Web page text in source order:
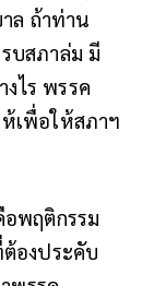
ล ถ้าท่าน
บสภาล่ม มี
ไร พรรค
เพื่อให้สภาฯ
พฤติกรรม
องประคับ